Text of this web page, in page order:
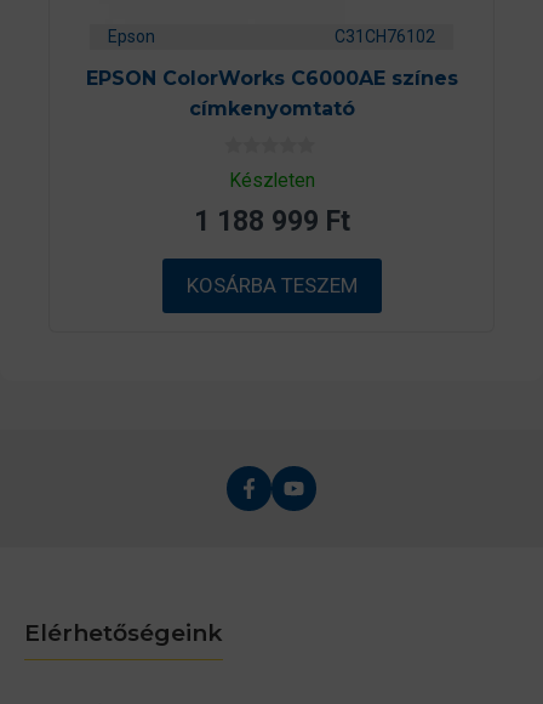
Epson C31CH76102
EPSON ColorWorks C6000AE színes
címkenyomtató
0
a
b
ő
l
Készleten
1 188 999 Ft
KOSÁRBA TESZEM
Elérhetőségeink